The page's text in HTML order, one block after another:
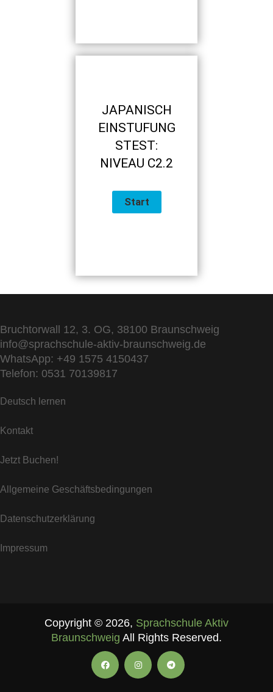
JAPANISCH
EINSTUFUNG
STEST:
NIVEAU C2.2
Bruchtorwall 12, 3. OG, 38100 Braunschweig
info@sprachschule-aktiv-braunschweig.de
WhatsApp: +49 1575 4150437
Telefon: 0531 70139817
Deutsch lernen
Kontakt
Jetzt Buchen!
Allgemeine Geschäftsbedingungen
Datenschutzerklärung
Impressum
Copyright © 2026, Sprachschule Aktiv
Braunschweig All Rights Reserved.